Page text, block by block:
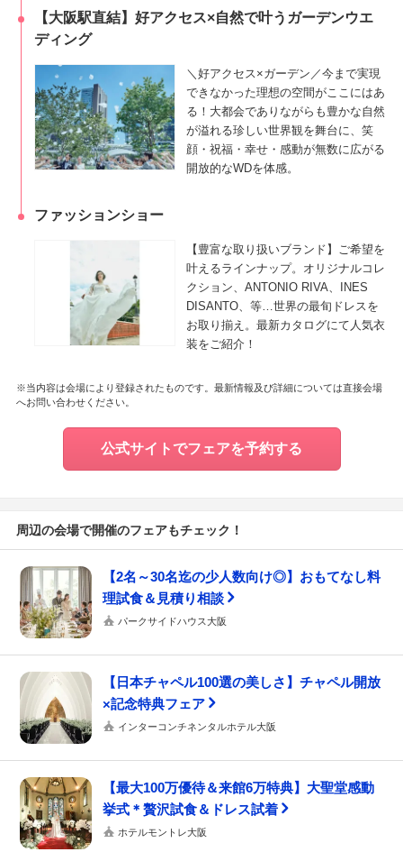
【大阪駅直結】好アクセス×自然で叶うガーデンウエ
ディング
＼好アクセス×ガーデン／今まで実現
できなかった理想の空間がここにはあ
る！大都会でありながらも豊かな自然
が溢れる珍しい世界観を舞台に、笑
顔・祝福・幸せ・感動が無数に広がる
開放的なWDを体感。
ファッションショー
【豊富な取り扱いブランド】ご希望を
叶えるラインナップ。オリジナルコレ
クション、ANTONIO RIVA、INES
DISANTO、等…世界の最旬ドレスを
お取り揃え。最新カタログにて人気衣
装をご紹介！
※当内容は会場により登録されたものです。最新情報及び詳細については直接会場
へお問い合わせください。
公式サイトでフェアを予約する
周辺の会場で開催のフェアもチェック！
【2名～30名迄の少人数向け◎】おもてなし料
理試食＆見積り相談
パークサイドハウス大阪
【日本チャペル100選の美しさ】チャペル開放
×記念特典フェア
インターコンチネンタルホテル大阪
【最大100万優待＆来館6万特典】大聖堂感動
挙式＊贅沢試食＆ドレス試着
ホテルモントレ大阪